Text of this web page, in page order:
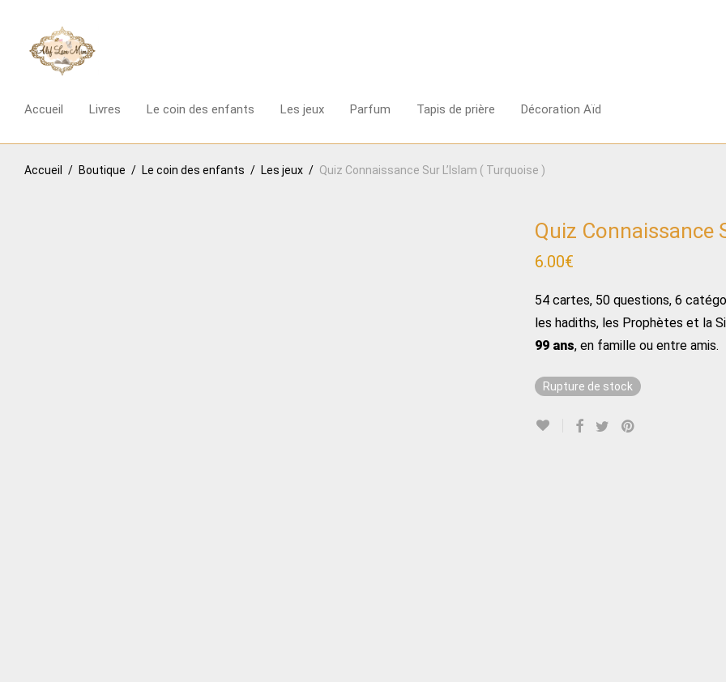
Accueil Livres Le coin des enfants Les jeux Parfum Tapis de prière Décoration Aïd
Accueil / Boutique / Le coin des enfants / Les jeux / Quiz Connaissance Sur L’Islam ( Turquoise )
Quiz Connaissance
6.00€
54 cartes, 50 questions, 6
les hadiths, les Prophètes et la
99 ans, en famille ou entre amis.
Rupture de stock